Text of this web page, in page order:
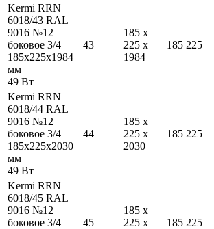
Kermi RRN
6018/43 RAL
9016 №12
боковое 3/4
185x225x1984
мм
49 Вт
43
185 x
225 x
1984
185 225
Kermi RRN
6018/44 RAL
9016 №12
боковое 3/4
185x225x2030
мм
49 Вт
44
185 x
225 x
2030
185 225
Kermi RRN
6018/45 RAL
9016 №12
боковое 3/4
45
185 x
225 x 185 225